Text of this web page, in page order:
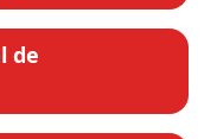
de